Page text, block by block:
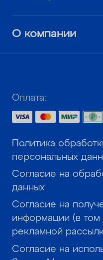
О компании
Оплата:
Политика
персональных
Согласие на
данных
Согласие на
информации (в
рекламной
Согласие на